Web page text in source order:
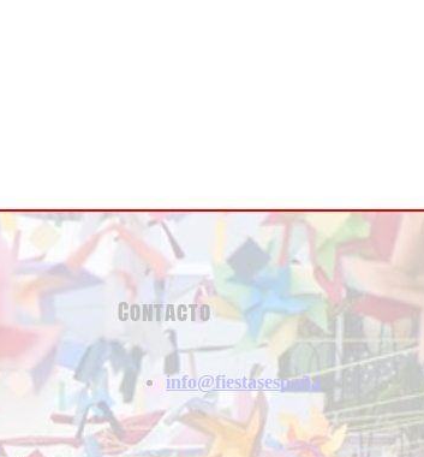
Contacto
info@fiestasespaña